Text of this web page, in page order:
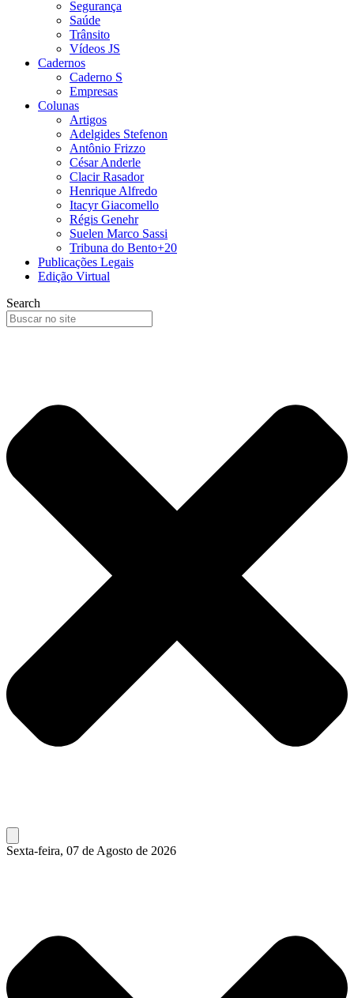
Segurança
Saúde
Trânsito
Vídeos JS
Cadernos
Caderno S
Empresas
Colunas
Artigos
Adelgides Stefenon
Antônio Frizzo
César Anderle
Clacir Rasador
Henrique Alfredo
Itacyr Giacomello
Régis Genehr
Suelen Marco Sassi
Tribuna do Bento+20
Publicações Legais
Edição Virtual
Search
Sexta-feira, 07 de Agosto de 2026